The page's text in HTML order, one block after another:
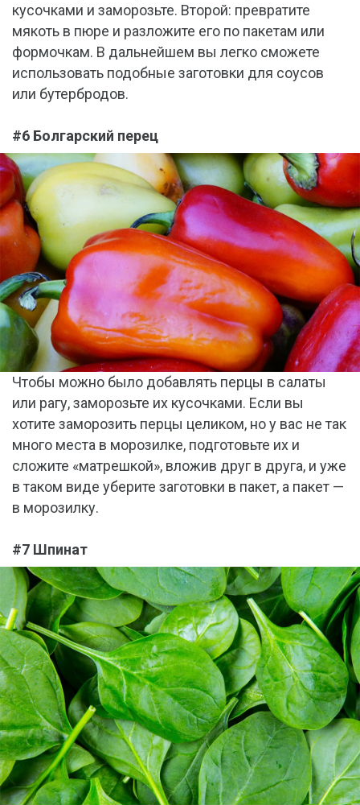
кусочками и заморозьте. Второй: превратите
мякоть в пюре и разложите его по пакетам или
формочкам. В дальнейшем вы легко сможете
использовать подобные заготовки для соусов
или бутербродов.
#6 Болгарский перец
Чтобы можно было добавлять перцы в салаты
или рагу, заморозьте их кусочками. Если вы
хотите заморозить перцы целиком, но у вас не так
много места в морозилке, подготовьте их и
сложите «матрешкой», вложив друг в друга, и уже
в таком виде уберите заготовки в пакет, а пакет —
в морозилку.
#7 Шпинат